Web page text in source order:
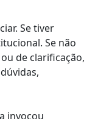
Se tiver
Se não
de clarificação,
invocou